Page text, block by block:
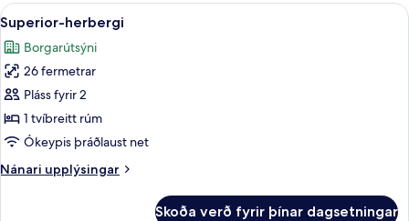
Skoða
allar
myndir
fyrir
Superior-
herbergi
Superior-herbergi | Öryggishólf í
6
Superior-herbergi
Borgarútsýni
26 fermetrar
Pláss fyrir 2
1 tvíbreitt rúm
Ókeypis þráðlaust net
Nánari upplýsingar
Nánari
Skoða verð fyrir þínar dagsetningar